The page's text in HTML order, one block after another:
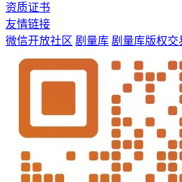
资质证书
友情链接
微信开放社区 剧量库 剧量库版权交